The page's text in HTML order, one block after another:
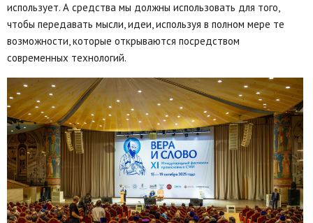
использует. А средства мы должны использовать для того,
чтобы передавать мысли, идеи, используя в полном мере те
возможности, которые открываются посредством
современных технологий.